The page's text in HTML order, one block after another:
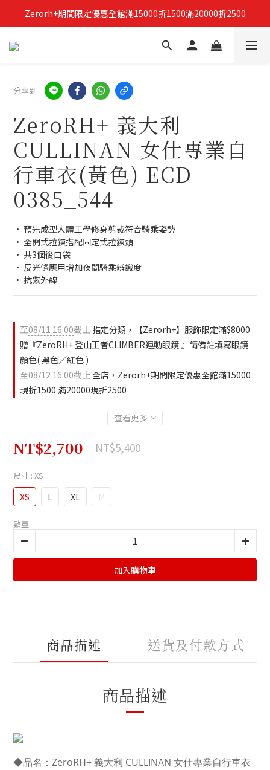
立即加入Zerorh+官網會員，獲得購物禮金
Zerorh+期間限定優惠全館滿15000折1500滿20000折2500
立即加入Zerorh+官網會員，獲得購物禮金
分享到
ZeroRH+ 義大利
CULLINAN 女仕專業自
行車衣(黃色) ECD
0385_544
• 預先成型人體工學修身剪裁符合騎乘姿勢
• 全開式拉鍊搭配固定式拉鍊頭
• 共3個後口袋
• 反光條應用增加夜間騎乘辨識度
• 抗紫外線
至08/11 16:00截止 指定分類，【Zerorh+】服飾限定滿$8000
贈『ZeroRH+ 登山王者CLIMBER運動眼鏡 』請備註填寫眼鏡
顏色( 黑色／紅色 )
至08/12 16:00截止全店，Zerorh+期間限定優惠全館滿15000
現折1500 滿20000現折2500
查看更多
NT$2,700 NT$5,400
尺寸 : XS
XS L XL M
數量
加入購物車
商品描述 送貨及付款方式
商品描述
◆品名：ZeroRH+ 義大利 CULLINAN 女仕專業自行車衣